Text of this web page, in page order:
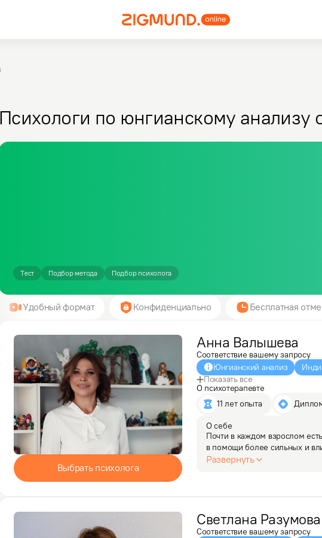
Психологи по юнгианскому анализу
Тест Подбор метода Подбор психолога
Удобный формат Конфиденциально Бесплатная
Выбрать психолога
Анна Валышева
Соответствие вашему запросу
Юнгианский анализ
Показать все
О психотерапевте
11 лет опыта
О себе
Почти в каждом взрослом
в помощи более сильных и
психологическую практику с
Развернуть
Светлана Разумова
Соответствие вашему запросу